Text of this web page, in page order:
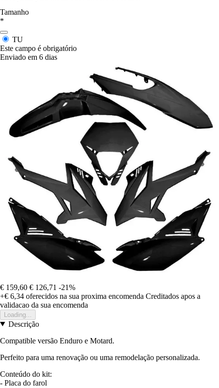
Tamanho
*
TU
Este campo é obrigatório
Enviado em 6 dias
€ 159,60 € 126,71 -21%
+€ 6,34 oferecidos na sua proxima encomenda Creditados apos a
validacao da sua encomenda
Loading...
Descrição
Compatible versão Enduro e Motard.
Perfeito para uma renovação ou uma remodelação personalizada.
Conteúdo do kit:
- Placa do farol